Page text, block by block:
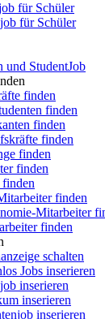
für Schüler
für Schüler
und StudentJob
finden
finden
finden
finden
finden
finden
finden
finden
Mitarbeiter
finden
schalten
Jobs inserieren
inserieren
inserieren
inserieren